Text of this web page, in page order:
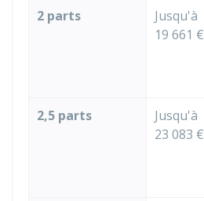
2 parts
Jusqu'à
19 661 €
2,5 parts
Jusqu'à
23 083 €